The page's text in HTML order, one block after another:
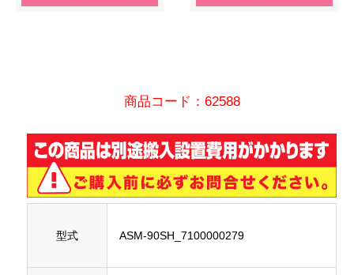
商品コード：62588
型式 ASM-90SH_7100000279